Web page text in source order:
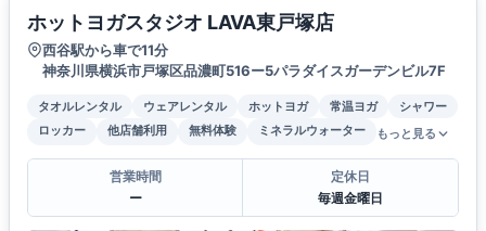
ホットヨガスタジオ LAVA東戸塚店
西谷駅から車で11分
神奈川県横浜市戸塚区品濃町516ー5パラダイスガーデンビル7F
タオルレンタル ウェアレンタル ホットヨガ 常温ヨガ
シャワー
ロッカー
他店舗利用 無料体験 ミネラルウォーター もっと見る
営業時間
ー
定休日
毎週金曜日